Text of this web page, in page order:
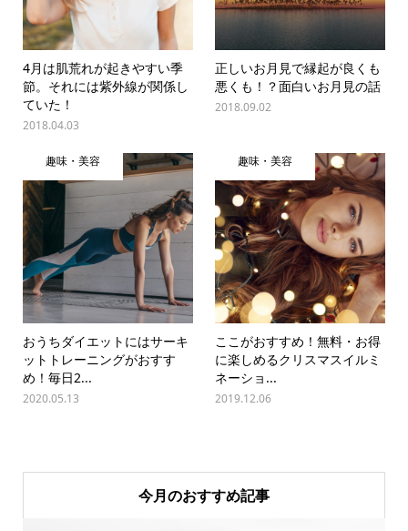
4月は肌荒れが起きやすい季
節。それには紫外線が関係し
ていた！
2018.04.03
正しいお月見で縁起が良くも
悪くも！？面白いお月見の話
2018.09.02
趣味・美容
おうちダイエットにはサーキ
ットトレーニングがおすす
め！毎日2...
2020.05.13
趣味・美容
ここがおすすめ！無料・お得
に楽しめるクリスマスイルミ
ネーショ...
2019.12.06
今月のおすすめ記事